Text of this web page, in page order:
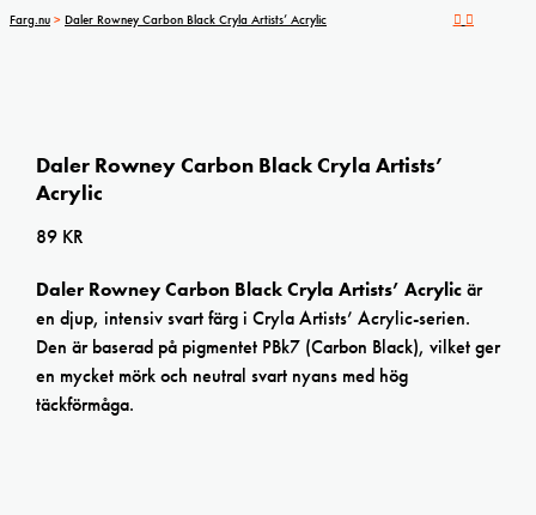
Farg.nu > Daler Rowney Carbon Black Cryla Artists’ Acrylic
Daler Rowney Carbon Black Cryla Artists’
Acrylic
89 KR
Daler Rowney Carbon Black Cryla Artists’ Acrylicär
en djup, intensiv svart färg i Cryla Artists’ Acrylic-serien.
Den är baserad på pigmentet PBk7 (Carbon Black), vilket ger
en mycket mörk och neutral svart nyans med hög
täckförmåga.